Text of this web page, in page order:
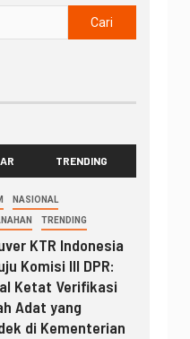
TRENDING
NASIONAL
TRENDING
KTR Indonesia
Komisi III DPR:
Ketat Verifikasi
Adat yang
di Kementerian